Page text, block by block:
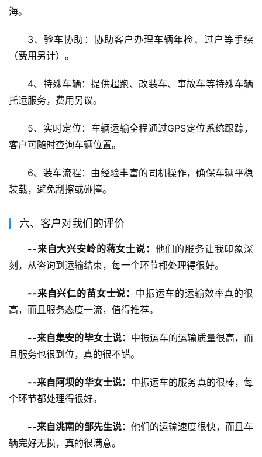
海。
3、验车协助：协助客户办理车辆年检、过户等手续
（费用另计）。
4、特殊车辆：提供超跑、改装车、事故车等特殊车辆
托运服务，费用另议。
5、实时定位：车辆运输全程通过GPS定位系统跟踪，
客户可随时查询车辆位置。
6、装车流程：由经验丰富的司机操作，确保车辆平稳
装载，避免刮擦或碰撞。
六、客户对我们的评价
--来自大兴安岭的蒋女士说： 他们的服务让我印象深
刻，从咨询到运输结束，每一个环节都处理得很好。
--来自兴仁的苗女士说： 中振运车的运输效率真的很
高，而且服务态度一流，值得推荐。
--来自集安的毕女士说： 中振运车的运输质量很高，而
且服务也很到位，真的很不错。
--来自阿坝的华女士说： 中振运车的服务真的很棒，每
个环节都处理得很好。
--来自洮南的邹先生说： 他们的运输速度很快，而且车
辆完好无损，真的很满意。